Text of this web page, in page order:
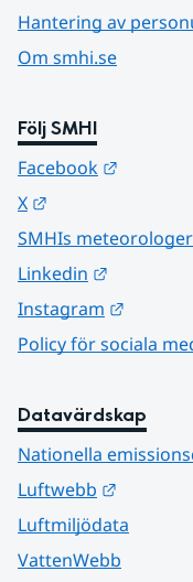
Hantering av
Om smhi.se
Följ SMHI
Facebook
X
SMHIs
Linkedin
Instagram
Policy för sociala
Datavärdskap
Nationella
Luftwebb
Luftmiljödata
VattenWebb